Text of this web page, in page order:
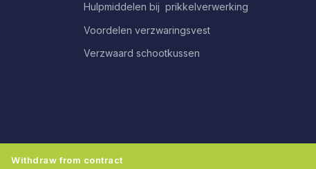
Hulpmiddelen bij prikkelverwerking
Voordelen verzwaringsvest
Verzwaard schootkussen
Withdraw from contract